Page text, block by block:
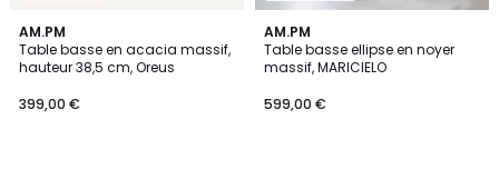
AM.PM
Table basse en acacia massif,
hauteur 38,5 cm, Oreus
399,00 €
3,7
/ 5
2
Couleurs
AM.PM
Table basse ellipse en noyer
massif, MARICIELO
599,00 €